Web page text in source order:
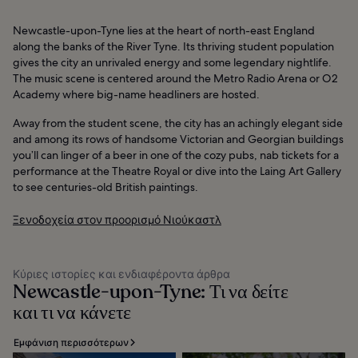
Newcastle-upon-Tyne lies at the heart of north-east England
along the banks of the River Tyne. Its thriving student population
gives the city an unrivaled energy and some legendary nightlife.
The music scene is centered around the Metro Radio Arena or O2
Academy where big-name headliners are hosted.
Away from the student scene, the city has an achingly elegant side
and among its rows of handsome Victorian and Georgian buildings
you’ll can linger of a beer in one of the cozy pubs, nab tickets for a
performance at the Theatre Royal or dive into the Laing Art Gallery
to see centuries-old British paintings.
Ξενοδοχεία στον προορισμό Νιούκαστλ
Κύριες ιστορίες και ενδιαφέροντα άρθρα
Newcastle-upon-Tyne: Τι να δείτε
και τι να κάνετε
Εμφάνιση περισσότερων